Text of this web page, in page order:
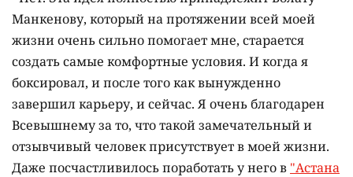
Манкенову, который на протяжении всей моей
жизни очень сильно помогает мне, старается
создать самые комфортные условия. И когда я
боксировал, и после того как вынужденно
завершил карьеру, и сейчас. Я очень благодарен
Всевышнему за то, что такой замечательный и
отзывчивый человек присутствует в моей жизни.
Даже посчастливилось поработать у него в "Астана